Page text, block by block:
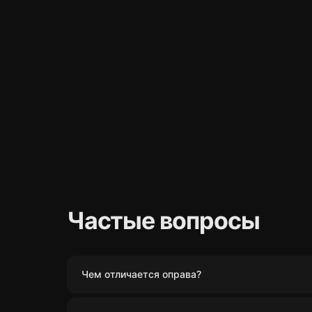
Частые вопросы
Чем отличается оправа?